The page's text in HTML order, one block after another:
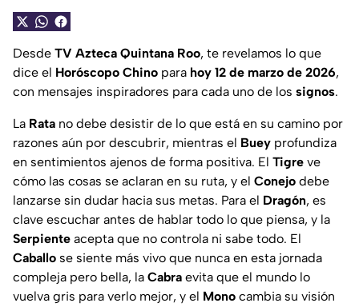
Desde TV Azteca Quintana Roo, te revelamos lo que
dice el Horóscopo Chino para hoy 12 de marzo de 2026,
con mensajes inspiradores para cada uno de los signos.
La Rata no debe desistir de lo que está en su camino por
razones aún por descubrir, mientras el Buey profundiza
en sentimientos ajenos de forma positiva. El Tigre ve
cómo las cosas se aclaran en su ruta, y el Conejo debe
lanzarse sin dudar hacia sus metas. Para el Dragón, es
clave escuchar antes de hablar todo lo que piensa, y la
Serpiente acepta que no controla ni sabe todo. El
Caballo se siente más vivo que nunca en esta jornada
compleja pero bella, la Cabra evita que el mundo lo
vuelva gris para verlo mejor, y el Mono cambia su visión